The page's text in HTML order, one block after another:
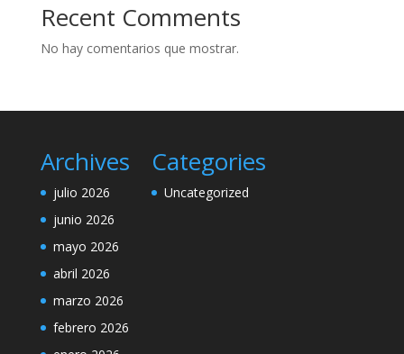
Recent Comments
No hay comentarios que mostrar.
Archives
julio 2026
junio 2026
mayo 2026
abril 2026
marzo 2026
febrero 2026
Categories
Uncategorized